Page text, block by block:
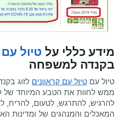
מידע כללי על טיול עם
בקנדה למשפחה
טיול עם טיול עם קראוונים לזוג
ממש לחוות את הטבע המיוחד של
להרגיש, להתרגש, לטעום, להריח,
המאכלים והמנהגים של ומדינות